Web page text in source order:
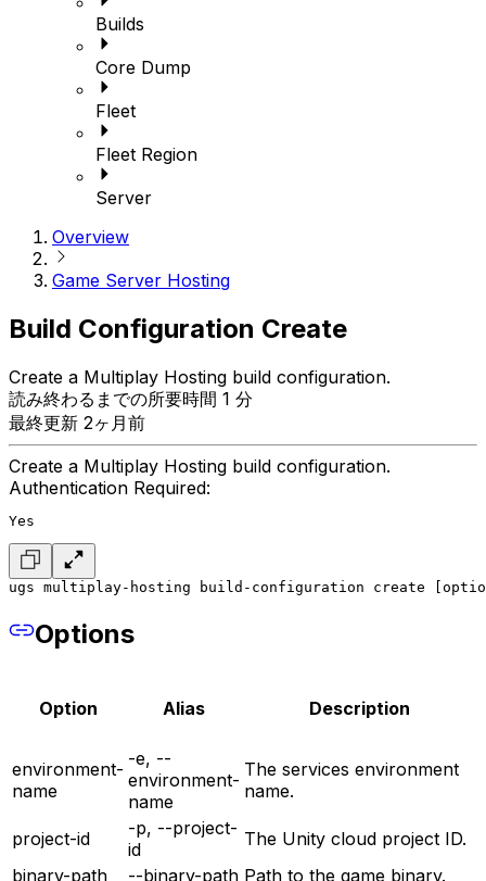
Builds
Core Dump
Fleet
Fleet Region
Server
Overview
Game Server Hosting
Build Configuration Create
Create a Multiplay Hosting build configuration.
読み終わるまでの所要時間 1 分
最終更新 2ヶ月前
Create a Multiplay Hosting build configuration.
Authentication Required:
Yes
ugs multiplay-hosting build-configuration create
Options
Option Alias Description
environment-
name
-e, --
environment-
name
The services environment
name.
project-id
-p, --project-
id
The Unity cloud project ID.
binary-path
--binary-path Path to the game binary.